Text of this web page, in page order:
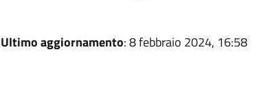
Ultimo aggiornamento: 8 febbraio 2024, 16:58